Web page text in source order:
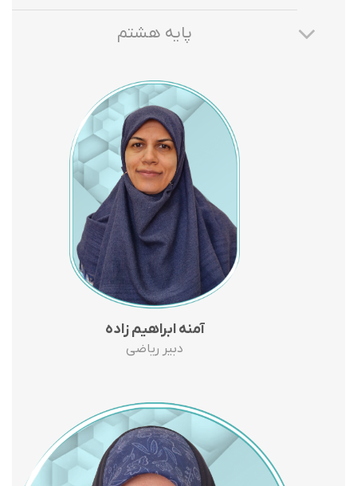
پایه هشتم
آمنه ابراهیم زاده
دبیر ریاضی